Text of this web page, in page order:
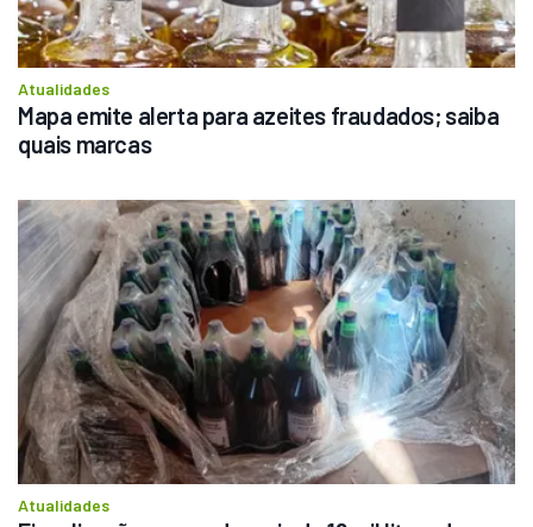
Atualidades
Mapa emite alerta para azeites fraudados; saiba
quais marcas
Atualidades